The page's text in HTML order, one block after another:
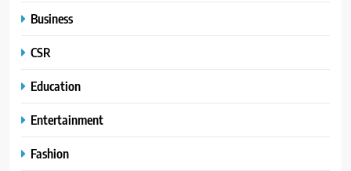
Business
CSR
Education
Entertainment
Fashion